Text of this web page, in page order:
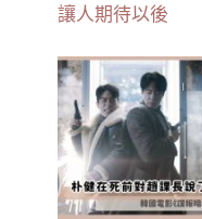
讓人期待以後